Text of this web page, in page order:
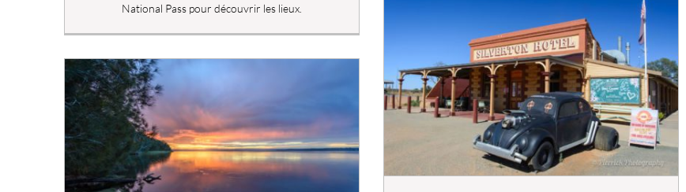
National Pass pour découvrir les lieux.